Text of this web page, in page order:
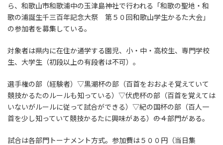
ら、和歌山市和歌浦中の玉津島神社で行われる「和歌の聖地・和
歌の浦誕生千三百年記念大祭 第５０回和歌山学生かるた大会」
の参加者を募集している。
対象者は県内に在住か通学する園児、小・中・高校生、専門学校
生、大学生（初段以上の有段者は不可）。
選手権の部（経験者）▽黒潮杯の部（百首をおおよそ覚えていて
競技かるたのルールも知っている）▽伏虎杯の部（百首を覚えては
いないがルールに従って試合ができる）▽紀の国杯の部（百人一
首を少し知っていて競技かるたに興味がある）――の４部門がある。
試合は各部門トーナメント方式。参加費は５００円（当日集